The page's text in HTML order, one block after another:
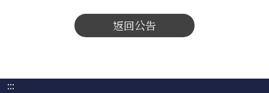
返回公告
:::